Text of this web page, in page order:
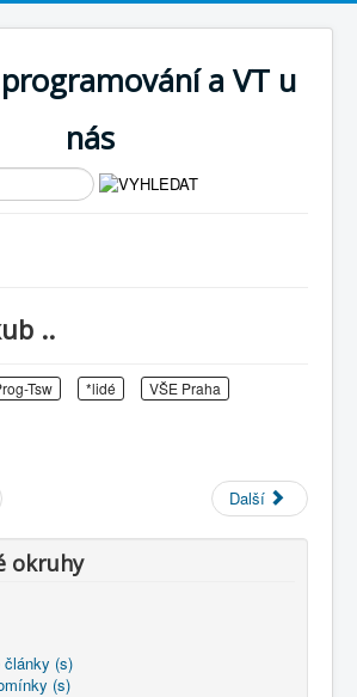
a VT u
nás
IT
..
Tsw *lidé
VŠE Praha
Další
okruhy
články (s)
(s)